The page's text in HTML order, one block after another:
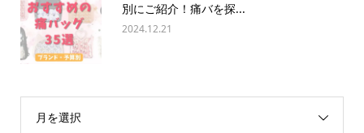
別にご紹介！痛バを探...
2024.12.21
月を選択